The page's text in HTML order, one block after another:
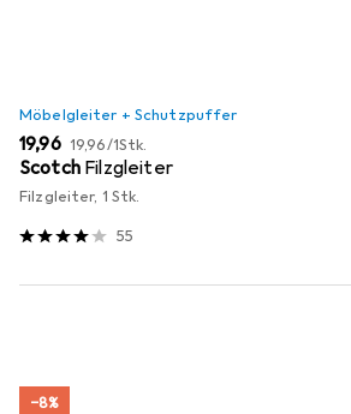
Möbelgleiter + Schutzpuffer
EUR
19,96 EUR
19,96/1Stk.
Scotch Filzgleiter
Filzgleiter, 1 Stk.
55
−8%